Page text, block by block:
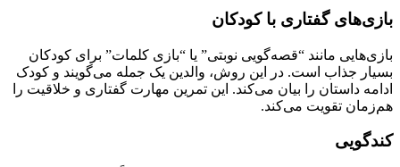
بازی‌های گفتاری با کودکان
بازی‌هایی مانند “قصه‌گویی نوبتی” یا “بازی کلمات” برای کودکان
بسیار جذاب است. در این روش، والدین یک جمله می‌گویند و کودک
ادامه داستان را بیان می‌کند. این تمرین مهارت گفتاری و خلاقیت را
هم‌زمان تقویت می‌کند.
کندگویی